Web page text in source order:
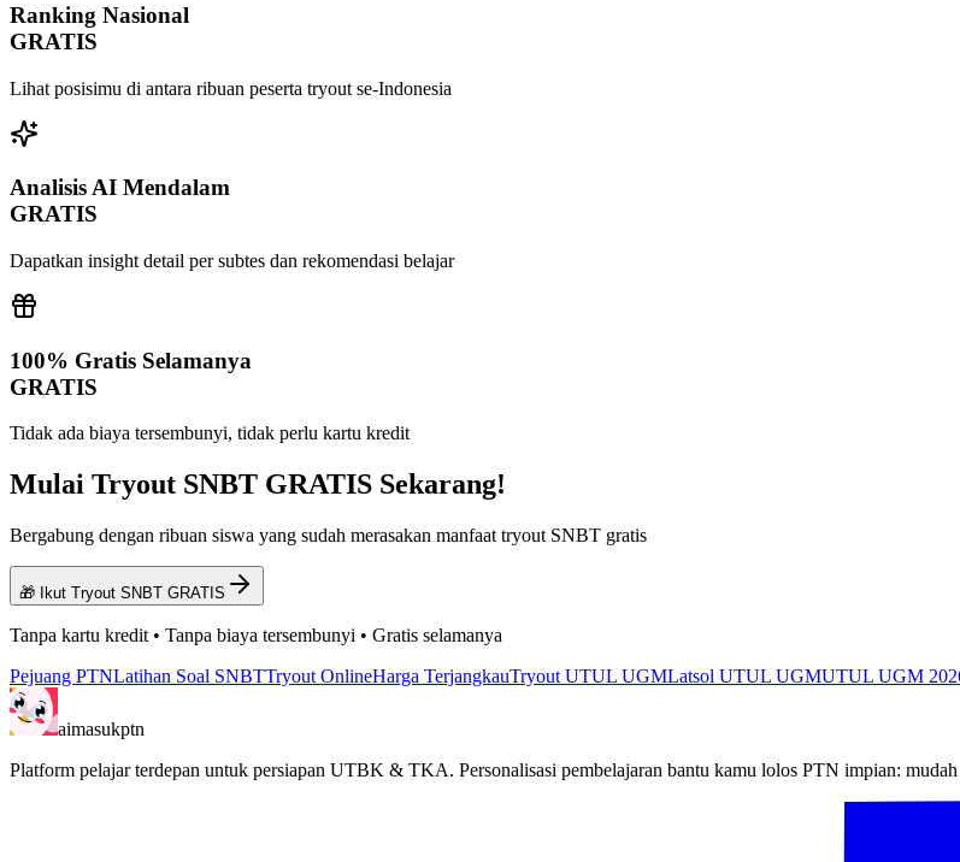
Ranking Nasional
GRATIS
Lihat posisimu di antara ribuan peserta tryout se-Indonesia
Analisis AI Mendalam
GRATIS
Dapatkan insight detail per subtes dan rekomendasi belajar
100% Gratis Selamanya
GRATIS
Tidak ada biaya tersembunyi, tidak perlu kartu kredit
Mulai Tryout SNBT GRATIS Sekarang!
Bergabung dengan ribuan siswa yang sudah merasakan manfaat tryout SNBT gratis
🎁 Ikut Tryout SNBT GRATIS
Tanpa kartu kredit • Tanpa biaya tersembunyi • Gratis selamanya
Pejuang PTNLatihan Soal SNBTTryout OnlineHarga TerjangkauTryout UTUL UGMLatsol UTUL UGMUTUL UGM
aimasukptn
Platform pelajar terdepan untuk persiapan UTBK & TKA. Personalisasi pembelajaran bantu kamu lolos PTN impian: mudah